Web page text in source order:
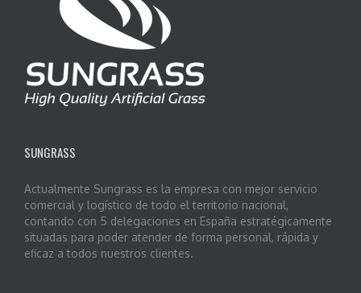
SUNGRASS
Actualmente Sungrass es la empresa con mejor servicio
comercial y logístico de todo el territorio nacional,
contando con 5 delegaciones en España estratégicamente
situadas para poder atender de forma personal, rápida y
eficaz a todos nuestros clientes.